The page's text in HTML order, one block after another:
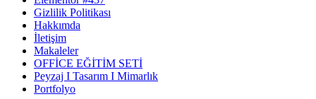
Gizlilik Politikası
Hakkımda
İletişim
Makaleler
OFFİCE EĞİTİM SETİ
Peyzaj I Tasarım I Mimarlık
Portfolyo